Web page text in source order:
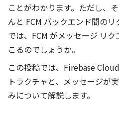
ことがわかります。ただし、
んと FCM バックエンド間のリ
では、FCM がメッセージ リ
こるのでしょうか。
この投稿では、Firebase
トラクチャと、メッセージが
みについて解説します。